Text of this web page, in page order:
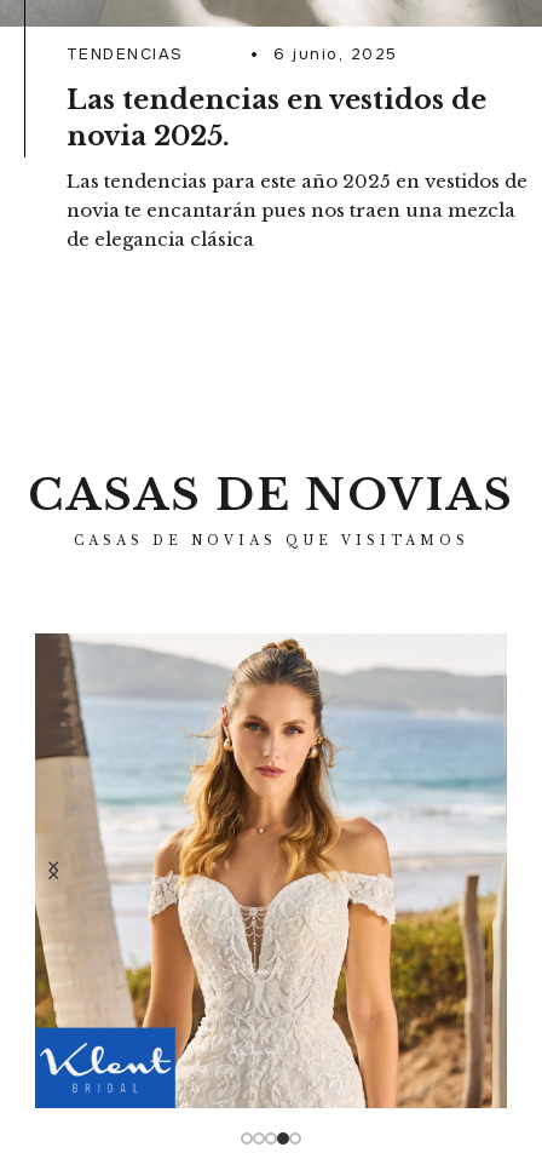
TENDENCIAS 6 junio, 2025
Las tendencias en vestidos de
novia 2025.
Las tendencias para este año 2025 en vestidos de
novia te encantarán pues nos traen una mezcla
de elegancia clásica
CASAS DE NOVIAS
CASAS DE NOVIAS QUE VISITAMOS